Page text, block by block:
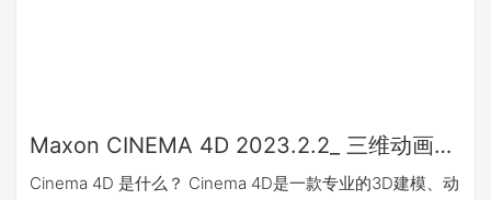
Maxon CINEMA 4D 2023.2.2_ 三维动画、建模、模拟和渲染软件_中文|英文(Win&Mac)
Cinema 4D 是什么？ Cinema 4D是一款专业的3D建模、动